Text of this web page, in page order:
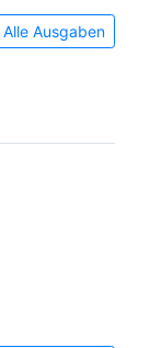
Alle Ausgaben